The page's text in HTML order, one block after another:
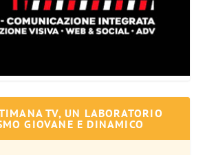
TV, UN LABORATORIO
GIOVANE E DINAMICO